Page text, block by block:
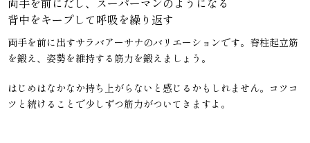
背中をキープして呼吸を繰り返す
両手を前に出すサラバアーサナのバリエーションです。脊柱起立筋
を鍛え、姿勢を維持する筋力を鍛えましょう。
はじめはなかなか持ち上がらないと感じるかもしれません。コツコ
ツと続けることで少しずつ筋力がついてきますよ。